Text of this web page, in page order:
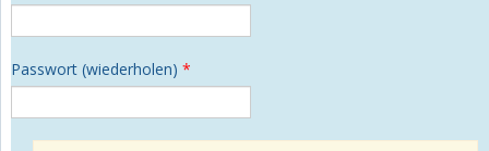
Passwort (wiederholen) *